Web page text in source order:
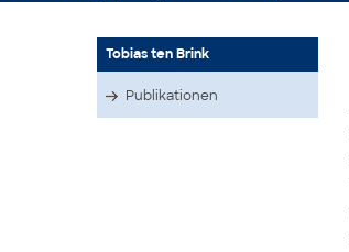
Tobias ten Brink
Publikationen